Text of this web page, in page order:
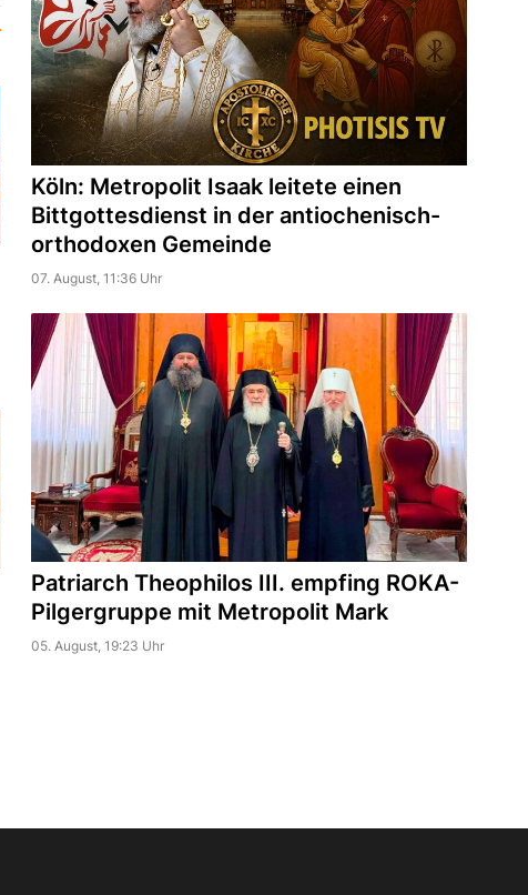
Köln: Metropolit Isaak leitete einen
Bittgottesdienst in der antiochenisch-
orthodoxen Gemeinde
07. August, 11:36 Uhr
Patriarch Theophilos III. empfing ROKA-
Pilgergruppe mit Metropolit Mark
05. August, 19:23 Uhr